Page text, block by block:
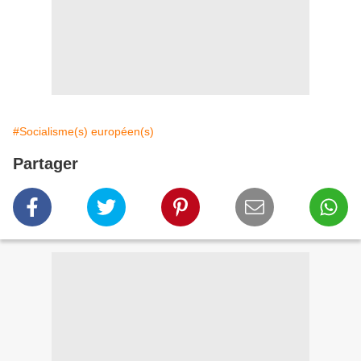
#Socialisme(s) européen(s)
Partager